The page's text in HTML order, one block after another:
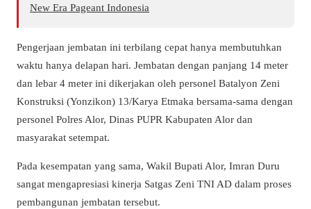
New Era Pageant Indonesia
Pengerjaan jembatan ini terbilang cepat hanya membutuhkan
waktu hanya delapan hari. Jembatan dengan panjang 14 meter
dan lebar 4 meter ini dikerjakan oleh personel Batalyon Zeni
Konstruksi (Yonzikon) 13/Karya Etmaka bersama-sama dengan
personel Polres Alor, Dinas PUPR Kabupaten Alor dan
masyarakat setempat.
Pada kesempatan yang sama, Wakil Bupati Alor, Imran Duru
sangat mengapresiasi kinerja Satgas Zeni TNI AD dalam proses
pembangunan jembatan tersebut.